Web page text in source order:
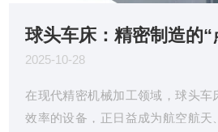
球头车床：精密制造的“
2025-10-28
在现代精密机械加工领域，球头车
效率的设备，正日益成为航空航天